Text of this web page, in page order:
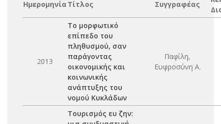
Ημερομηνία Τίτλος Συγγραφέας
2013
Το μορφωτικό
επίπεδο του
πληθυσμού, σαν
παράγοντας
οικονομικής και
κοινωνικής
ανάπτυξης του
νομού Κυκλάδων
Παφίλη,
Ευφροσύνη Α.
Τουρισμός ευ ζην: